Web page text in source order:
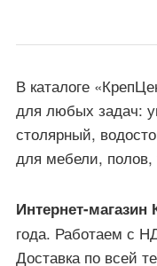
В каталоге
для любых задач:
столярный,
для мебели, полов,
Интернет-магазин
года. Работаем с
Доставка по всей